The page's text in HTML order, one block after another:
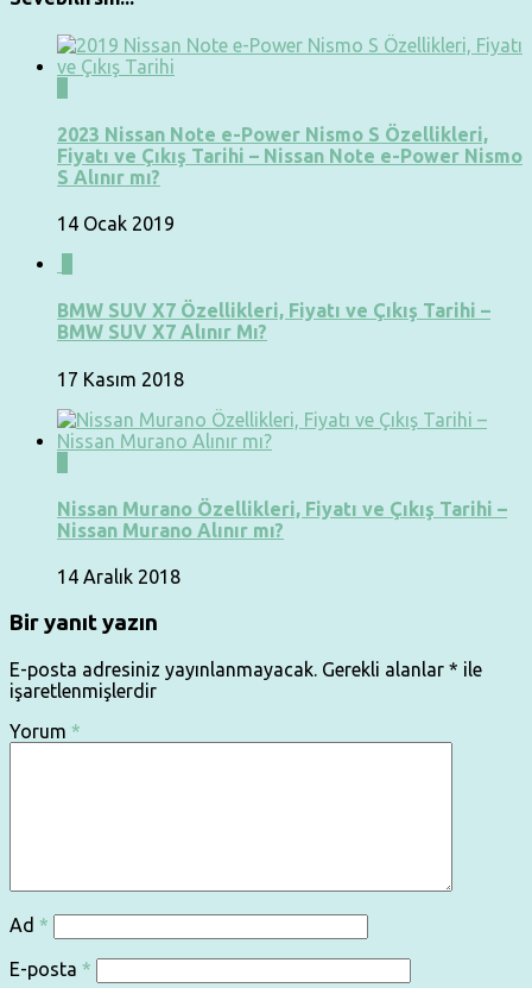
2023 Nissan Note e-Power Nismo S Özellikleri,
Fiyatı ve Çıkış Tarihi – Nissan Note e-Power Nismo
S Alınır mı?
14 Ocak 2019
BMW SUV X7 Özellikleri, Fiyatı ve Çıkış Tarihi –
BMW SUV X7 Alınır Mı?
17 Kasım 2018
Nissan Murano Özellikleri, Fiyatı ve Çıkış Tarihi –
Nissan Murano Alınır mı?
14 Aralık 2018
Bir yanıt yazın
E-posta adresiniz yayınlanmayacak. Gerekli alanlar * ile
işaretlenmişlerdir
Yorum *
Ad *
E-posta *